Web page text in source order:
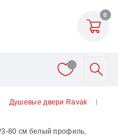
0
Душевые двери Ravak
80 см белый профиль,